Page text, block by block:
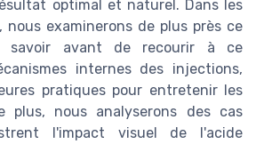
optimal et naturel. Dans les
nous examinerons de plus près ce
savoir avant de recourir à ce
internes des injections,
pratiques pour entretenir les
plus, nous analyserons des cas
l'impact visuel de l'acide